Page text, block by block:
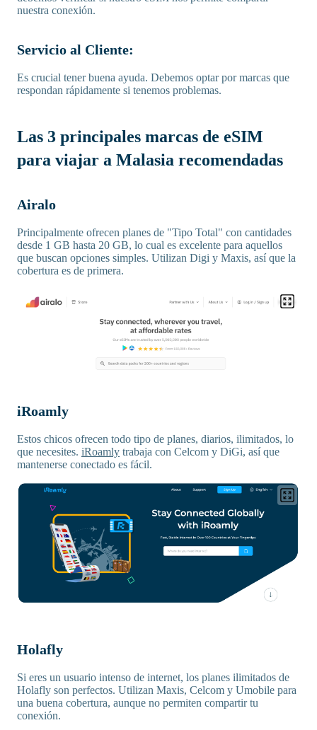
nuestra conexión.
Servicio al Cliente:
Es crucial tener buena ayuda. Debemos optar por marcas que
respondan rápidamente si tenemos problemas.
Las 3 principales marcas de eSIM
para viajar a Malasia recomendadas
Airalo
Principalmente ofrecen planes de "Tipo Total" con cantidades
desde 1 GB hasta 20 GB, lo cual es excelente para aquellos
que buscan opciones simples. Utilizan Digi y Maxis, así que la
cobertura es de primera.
iRoamly
Estos chicos ofrecen todo tipo de planes, diarios, ilimitados, lo
que necesites. iRoamly trabaja con Celcom y DiGi, así que
mantenerse conectado es fácil.
Holafly
Si eres un usuario intenso de internet, los planes ilimitados de
Holafly son perfectos. Utilizan Maxis, Celcom y Umobile para
una buena cobertura, aunque no permiten compartir tu
conexión.